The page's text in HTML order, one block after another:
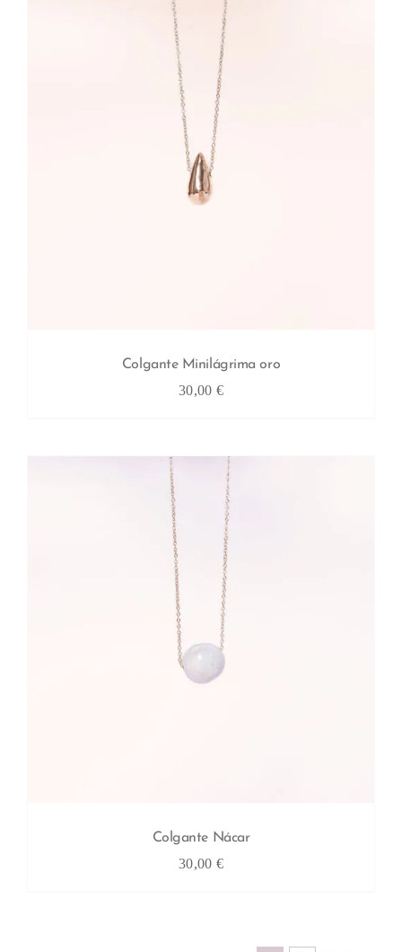
Colgante Minilágrima oro
30,00 €
Colgante Nácar
30,00 €